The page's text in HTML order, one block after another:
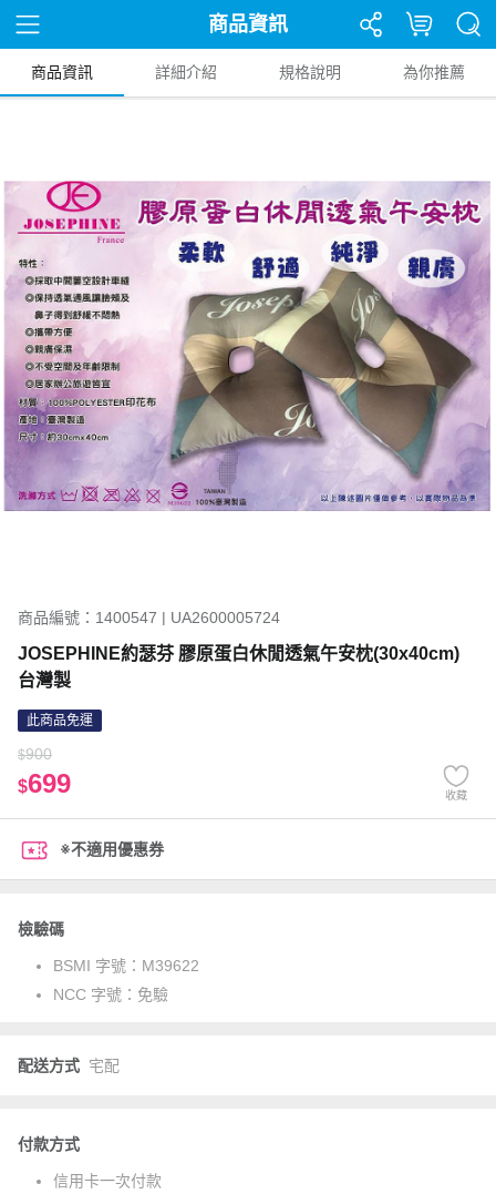
商品資訊
商品資訊 詳細介紹 規格說明 為你推薦
商品編號：1400547 | UA2600005724
JOSEPHINE約瑟芬 膠原蛋白休閒透氣午安枕(30x40cm)
台灣製
此商品免運
$900
$699 收藏
※不適用優惠券
檢驗碼
BSMI 字號： M39622
NCC 字號： 免驗
配送方式 宅配
付款方式
信用卡一次付款